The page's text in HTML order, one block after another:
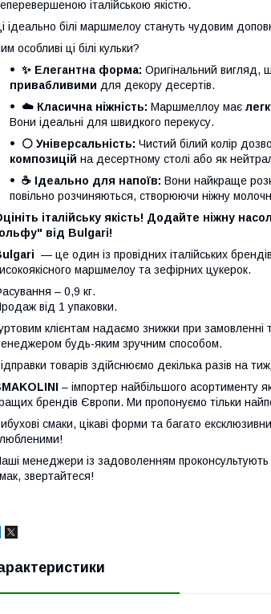
італійською якістю.
ідеально білі маршмелоу стануть чудовим
особливі ці білі кульки?
✨ Елегантна форма: Оригінальний вигляд,
привабливими для декору десертів.
☁️ Класична ніжність: Маршмеллоу має
Вони ідеальні для швидкого перекусу.
⚪️ Універсальність: Чистий білий колір
композицій на десертному столі або як
☕ Ідеально для напоїв: Вони найкраще
повільно розчиняються, створюючи ніжну
італійську якість! Додайте ніжну
від Bulgari!
— це один із провідних італійських
маршмелоу та зефірних цукерок.
– 0,9 кг.
від 1 упаковки.
клієнтам надаємо знижки при
будь-яким зручним способом.
товарів здійснюємо декілька разів на
– імпортер найбільшого асортименту
брендів Європи. Ми пропонуємо тільки
смаки, цікаві форми та багато
менеджери із задоволенням
звертайтеся!